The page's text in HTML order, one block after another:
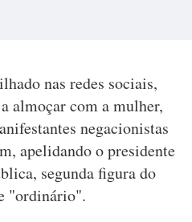
nas redes sociais,
almoçar com a mulher,
negacionistas
apelidando o presidente
segunda figura do
"ordinário".